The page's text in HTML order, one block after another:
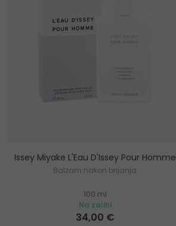
Issey Miyake L'Eau D'Issey Pour Homme
Balzam nakon brijanja
100 ml
Na zalihi
34,00 €